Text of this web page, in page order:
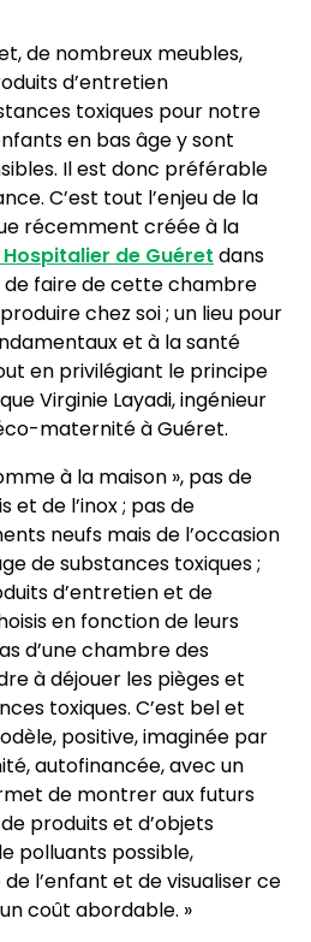
de nombreux meubles,
d’entretien
toxiques pour notre
en bas âge y sont
Il est donc préférable
C’est tout l’enjeu de la
récemment créée à la
de Guéret dans
de faire de cette chambre
chez soi ; un lieu pour
et à la santé
en privilégiant le principe
Virginie Layadi, ingénieur
maternité à Guéret.
à la maison », pas de
et de l’inox ; pas de
neufs mais de l’occasion
de substances toxiques ;
d’entretien et de
en fonction de leurs
d’une chambre des
à déjouer les pièges et
toxiques. C’est bel et
positive, imaginée par
autofinancée, avec un
de montrer aux futurs
produits et d’objets
polluants possible,
l’enfant et de visualiser ce
coût abordable. »